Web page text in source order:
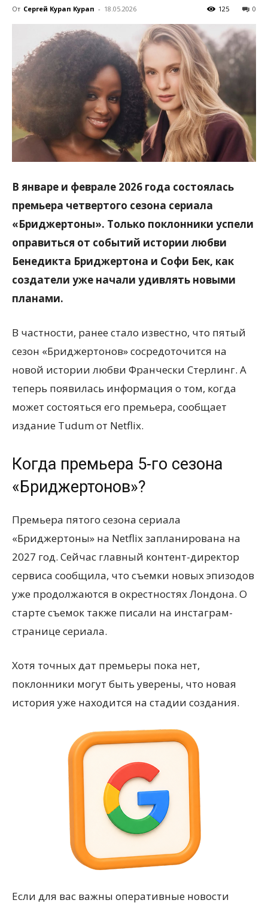
От Сергей Курап Курап - 18.05.2026 0
125
В январе и феврале 2026 года состоялась
премьера четвертого сезона сериала
«Бриджертоны». Только поклонники успели
оправиться от событий истории любви
Бенедикта Бриджертона и Софи Бек, как
создатели уже начали удивлять новыми
планами.
В частности, ранее стало известно, что пятый
сезон «Бриджертонов» сосредоточится на
новой истории любви Франчески Стерлинг. А
теперь появилась информация о том, когда
может состояться его премьера, сообщает
издание Tudum от Netflix.
Когда премьера 5-го сезона
«Бриджертонов»?
Премьера пятого сезона сериала
«Бриджертоны» на Netflix запланирована на
2027 год. Сейчас главный контент-директор
сервиса сообщила, что съемки новых эпизодов
уже продолжаются в окрестностях Лондона. О
старте съемок также писали на инстаграм-
странице сериала.
Хотя точных дат премьеры пока нет,
поклонники могут быть уверены, что новая
история уже находится на стадии создания.
Если для вас важны оперативные новости